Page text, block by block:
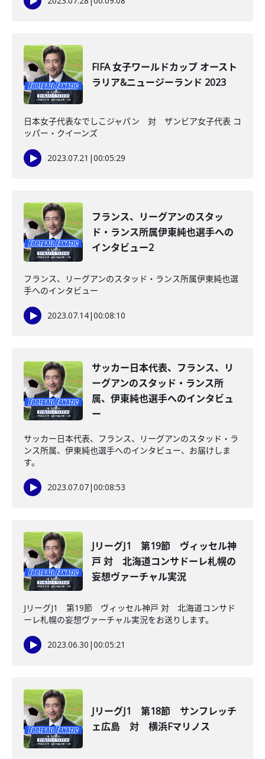
FIFA 女子ワールドカップ オースト
ラリア&ニュージーランド 2023
日本女子代表なでしこジャパン 対 ザンビア女子代表 コ
ッパー・クイーンズ
2023.07.21 |00:05:29
フランス、リーグアンのスタッ
ド・ランス所属伊東純也選手への
インタビュー2
フランス、リーグアンのスタッド・ランス所属伊東純也選
手へのインタビュー
2023.07.14|00:08:10
サッカー日本代表、フランス、リ
ーグアンのスタッド・ランス所
属、伊東純也選手へのインタビュ
ー
サッカー日本代表、フランス、リーグアンのスタッド・ラ
ンス所属、伊東純也選手へのインタビュー、お届けしま
す。
2023.07.07|00:08:53
JリーグJ1 第19節 ヴィッセル神
戸 対 北海道コンサドーレ札幌の
妄想ヴァーチャル実況
JリーグJ1 第19節 ヴィッセル神戸 対 北海道コンサド
ーレ札幌の妄想ヴァーチャル実況をお送りします。
2023.06.30 |00:05:21
JリーグJ1 第18節 サンフレッチ
ェ広島 対 横浜Fマリノス